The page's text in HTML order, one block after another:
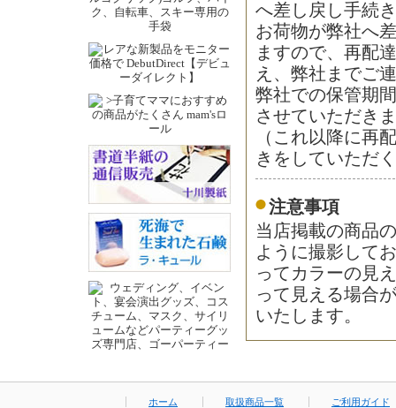
へ差し戻し手続
お荷物が弊社へ
ますので、再配
え、弊社までご
弊社での保管期
させていただき
（これ以降に再
きをしていただ
注意事項
当店掲載の商品
ように撮影して
ってカラーの見
って見える場合
いたします。
ホーム 取扱商品一覧 ご利用ガイド